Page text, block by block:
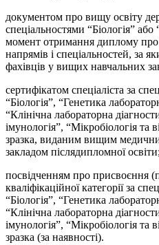
документом про вищу освіту
спеціальностями “Біологія”
момент отримання диплому про
напрямів і спеціальностей, за
фахівців у вищих навчальних
сертифікатом спеціаліста за
“Біологія”, “Генетика
“Клінічна лабораторна
імунологія”, “Мікробіологія та
зразка, виданим вищим
закладом післядипломної освіти;
посвідченням про присвоєння
кваліфікаційної категорії за
“Біологія”, “Генетика
“Клінічна лабораторна
імунологія”, “Мікробіологія та
зразка (за наявності).